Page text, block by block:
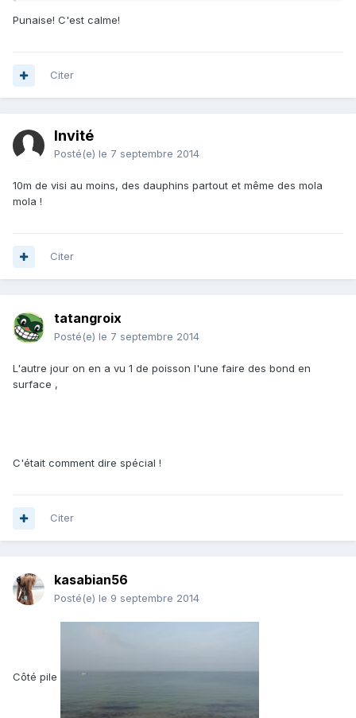
Punaise! C'est calme!
Citer
Invité
Posté(e) le 7 septembre 2014
10m de visi au moins, des dauphins partout et même des mola
mola !
Citer
tatangroix
Posté(e) le 7 septembre 2014
L'autre jour on en a vu 1 de poisson l'une faire des bond en
surface ,
C'était comment dire spécial !
Citer
kasabian56
Posté(e) le 9 septembre 2014
Côté pile